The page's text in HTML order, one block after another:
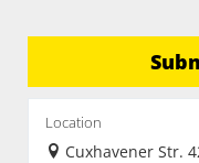
Location
Cuxhavener Str.